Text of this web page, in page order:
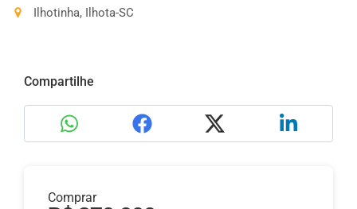
Ilhotinha, Ilhota-SC
Compartilhe
Comprar